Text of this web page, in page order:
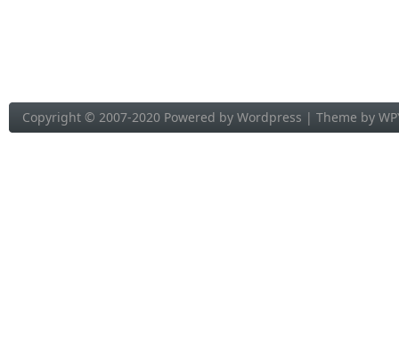
Copyright © 2007-2020 Powered by Wordpress | Theme by